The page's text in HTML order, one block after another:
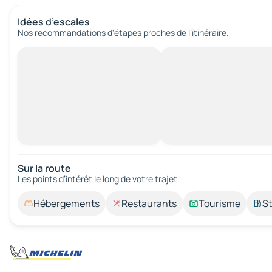
Idées d’escales
Nos recommandations d'étapes proches de l’itinéraire.
Sur la route
Les points d’intérêt le long de votre trajet.
Hébergements Restaurants Tourisme